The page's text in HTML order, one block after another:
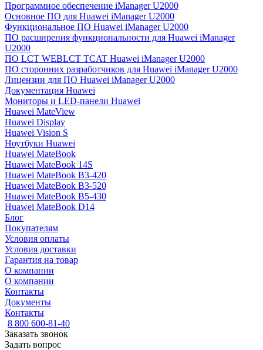
Программное обеспечение iManager U2000
Основное ПО для Huawei iManager U2000
Функциональное ПО Huawei iManager U2000
ПО расширения функциональности для Huawei iManager
U2000
ПО LCT WEBLCT TCAT Huawei iManager U2000
ПО сторонних разработчиков для Huawei iManager U2000
Лицензии для ПО Huawei iManager U2000
Документация Huawei
Мониторы и LED-панели Huawei
Huawei MateView
Huawei Display
Huawei Vision S
Ноутбуки Huawei
Huawei MateBook
Huawei MateBook 14S
Huawei MateBook B3-420
Huawei MateBook B3-520
Huawei MateBook B5-430
Huawei MateBook D14
Блог
Покупателям
Условия оплаты
Условия доставки
Гарантия на товар
О компании
О компании
Контакты
Документы
Контакты
8 800 600-81-40
Заказать звонок
Задать вопрос